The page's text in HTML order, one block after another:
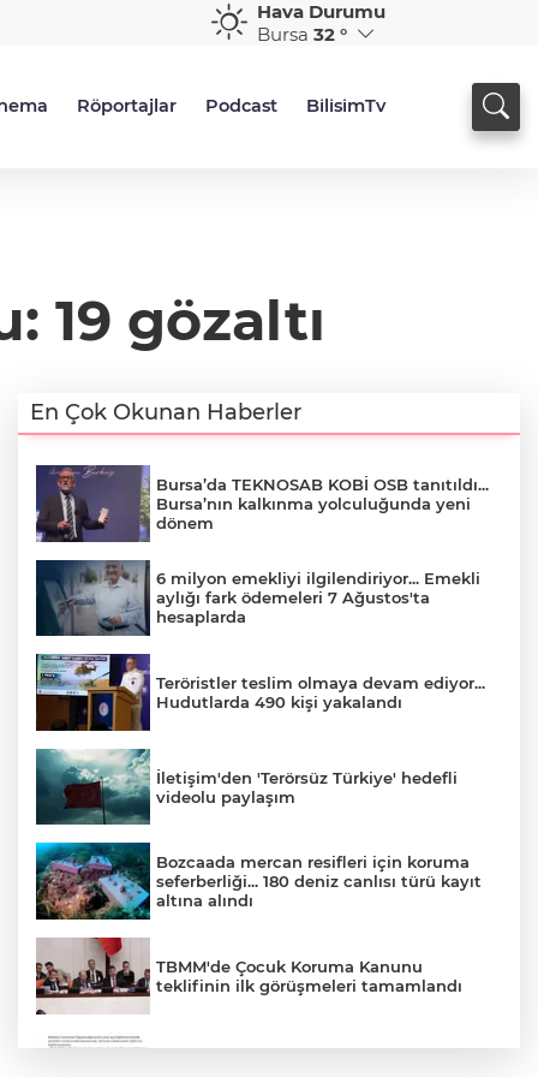
Hava Durumu
Bursa 32 °
Röportajlar Podcast BilisimTv
19 gözaltı
En Çok Okunan Haberler
Bursa’da TEKNOSAB KOBİ OSB tanıtıldı...
Bursa’nın kalkınma yolculuğunda yeni
dönem
6 milyon emekliyi ilgilendiriyor... Emekli
aylığı fark ödemeleri 7 Ağustos'ta
hesaplarda
Teröristler teslim olmaya devam ediyor...
Hudutlarda 490 kişi yakalandı
İletişim'den 'Terörsüz Türkiye' hedefli
videolu paylaşım
Bozcaada mercan resifleri için koruma
seferberliği... 180 deniz canlısı türü kayıt
altına alındı
TBMM'de Çocuk Koruma Kanunu
teklifinin ilk görüşmeleri tamamlandı